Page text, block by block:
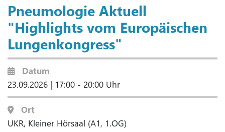
Pneumologie Aktuell
"Highlights vom Europäischen
Lungenkongress"
Datum
23.09.2026 | 17:00 - 20:00 Uhr
Ort
UKR, Kleiner Hörsaal (A1, 1.OG)